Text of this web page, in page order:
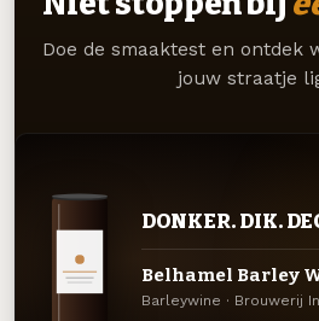
Doe de smaaktest en ontdek
jouw straatje
DONKER. DIK.
Belhamel Barley
Barleywine · Brouwerij